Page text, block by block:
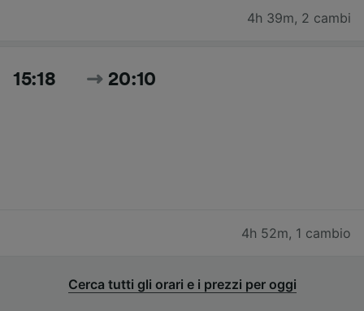
4h 39m, 2 cambi
15:18 20:10
4h 52m, 1 cambio
Cerca tutti gli orari e i prezzi per oggi